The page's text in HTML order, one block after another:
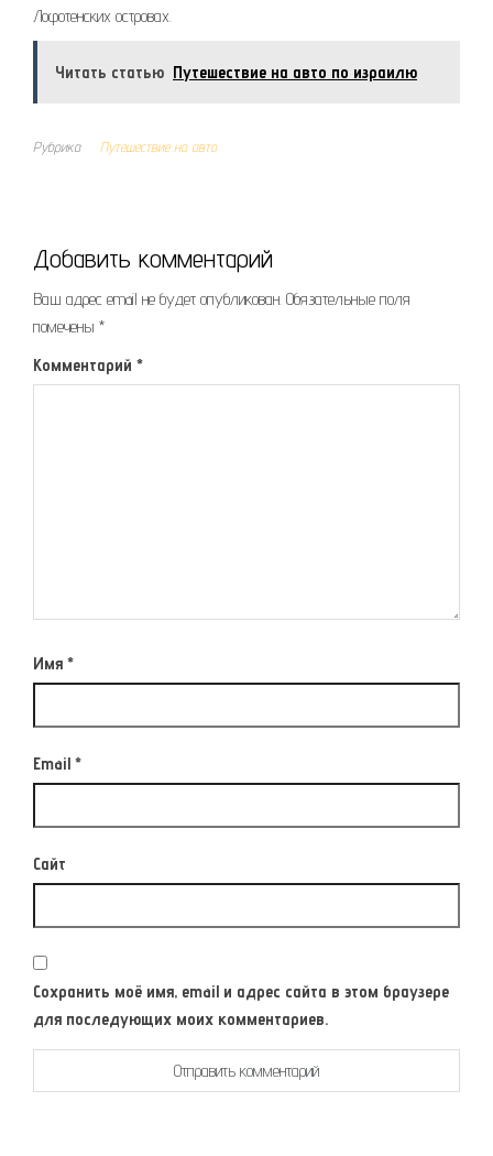
Лофотенских островах.
Читать статью Путешествие на авто по израилю
Рубрика Путешествие на авто
Добавить комментарий
Ваш адрес email не будет опубликован. Обязательные поля
помечены *
Комментарий *
Имя *
Email *
Сайт
Сохранить моё имя, email и адрес сайта в этом браузере
для последующих моих комментариев.